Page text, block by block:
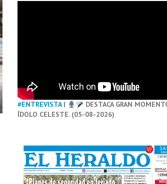
#ENTREVISTA|
DESTACA GRAN
ÍDOLO CELESTE. (05-08-2026)